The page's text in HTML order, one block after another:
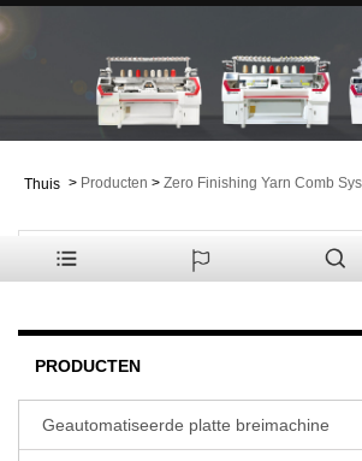
Thuis > Producten > Zero Finishing Yarn Comb
PRODUCTEN
Geautomatiseerde platte breimachine